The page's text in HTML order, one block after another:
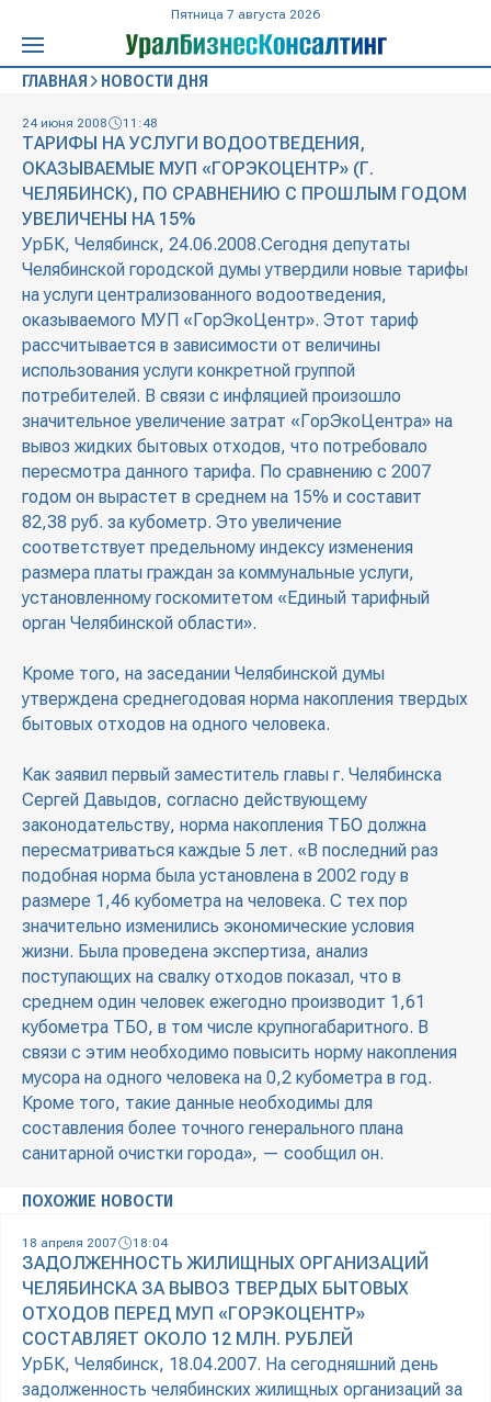
Пятница 7 августа 2026
ГЛАВНАЯ НОВОСТИ ДНЯ
24 июня 2008 11:48
ТАРИФЫ НА УСЛУГИ ВОДООТВЕДЕНИЯ,
ОКАЗЫВАЕМЫЕ МУП «ГОРЭКОЦЕНТР» (Г.
ЧЕЛЯБИНСК), ПО СРАВНЕНИЮ С ПРОШЛЫМ ГОДОМ
УВЕЛИЧЕНЫ НА 15%
УрБК, Челябинск, 24.06.2008.Сегодня депутаты
Челябинской городской думы утвердили новые тарифы
на услуги централизованного водоотведения,
оказываемого МУП «ГорЭкоЦентр». Этот тариф
рассчитывается в зависимости от величины
использования услуги конкретной группой
потребителей. В связи с инфляцией произошло
значительное увеличение затрат «ГорЭкоЦентра» на
вывоз жидких бытовых отходов, что потребовало
пересмотра данного тарифа. По сравнению с 2007
годом он вырастет в среднем на 15% и составит
82,38 руб. за кубометр. Это увеличение
соответствует предельному индексу изменения
размера платы граждан за коммунальные услуги,
установленному госкомитетом «Единый тарифный
орган Челябинской области».
Кроме того, на заседании Челябинской думы
утверждена среднегодовая норма накопления твердых
бытовых отходов на одного человека.
Как заявил первый заместитель главы г. Челябинска
Сергей Давыдов, согласно действующему
законодательству, норма накопления ТБО должна
пересматриваться каждые 5 лет. «В последний раз
подобная норма была установлена в 2002 году в
размере 1,46 кубометра на человека. С тех пор
значительно изменились экономические условия
жизни. Была проведена экспертиза, анализ
поступающих на свалку отходов показал, что в
среднем один человек ежегодно производит 1,61
кубометра ТБО, в том числе крупногабаритного. В
связи с этим необходимо повысить норму накопления
мусора на одного человека на 0,2 кубометра в год.
Кроме того, такие данные необходимы для
составления более точного генерального плана
санитарной очистки города», — сообщил он.
ПОХОЖИЕ НОВОСТИ
18 апреля 2007 18:04
ЗАДОЛЖЕННОСТЬ ЖИЛИЩНЫХ ОРГАНИЗАЦИЙ
ЧЕЛЯБИНСКА ЗА ВЫВОЗ ТВЕРДЫХ БЫТОВЫХ
ОТХОДОВ ПЕРЕД МУП «ГОРЭКОЦЕНТР»
СОСТАВЛЯЕТ ОКОЛО 12 МЛН. РУБЛЕЙ
УрБК, Челябинск, 18.04.2007. На сегодняшний день
задолженность челябинских жилищных организаций за